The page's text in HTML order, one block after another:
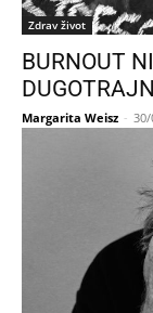
Zdrav život
BURNOUT
Margarita Weisz - 30/